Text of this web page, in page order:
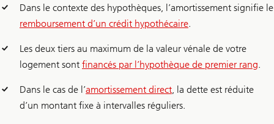
Dans le contexte des hypothèques, l’amortissement signifie le
remboursement d’un crédit hypothécaire.
Les deux tiers au maximum de la valeur vénale de votre
logement sont financés par l’hypothèque de premier rang.
Dans le cas de l’amortissement direct, la dette est réduite
d’un montant fixe à intervalles réguliers.